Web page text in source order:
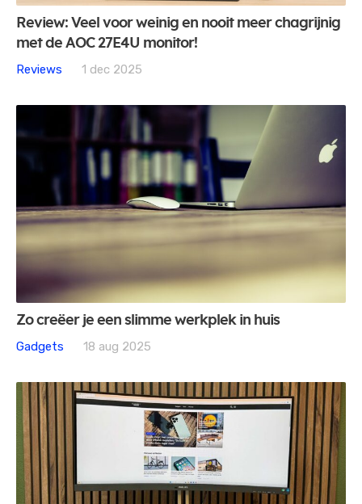
Review: Veel voor weinig en nooit meer chagrijnig
met de AOC 27E4U monitor!
Reviews
1 dec 2025
Zo creëer je een slimme werkplek in huis
Gadgets
18 aug 2025